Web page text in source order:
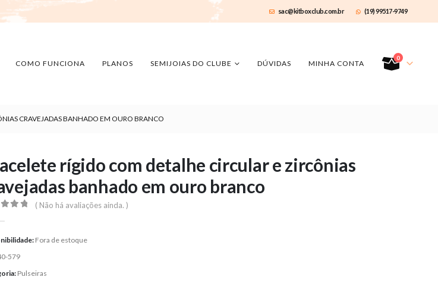
sac@kitboxclub.com.br (19) 99517-9749
COMO FUNCIONA PLANOS SEMIJOIAS DO CLUBE DÚVIDAS MINHA CONTA
0
CRAVEJADAS BANHADO EM OURO BRANCO
rígido com detalhe circular e zircônias
banhado em ouro branco
( Não há avaliações ainda. )
Fora de estoque
579
Pulseiras